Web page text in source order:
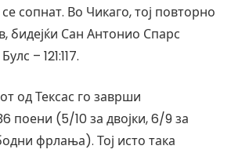
сопнат. Во Чикаго, тој повторно
бидејќи Сан Антонио Спарс
– 121:117.
од Тексас го заврши
поени (5/10 за двојки, 6/9 за
фрлања). Тој исто така